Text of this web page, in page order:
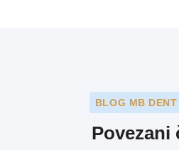
BLOG MB
Povezani